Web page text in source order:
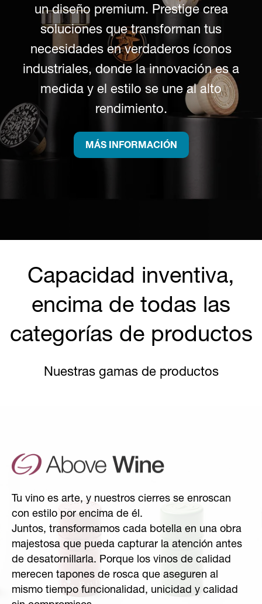
un diseño premium. Prestige crea
soluciones que transforman tus
necesidades en verdaderos íconos
industriales, donde la innovación es a
medida y el estilo se une al alto
rendimiento.
MÁS INFORMACIÓN
Capacidad inventiva,
encima de todas las
categorías de productos
Nuestras gamas de productos
Tu vino es arte, y nuestros cierres se enroscan
con estilo por encima de él.
Juntos, transformamos cada botella en una obra
majestosa que pueda capturar la atención antes
de desatornillarla. Porque los vinos de calidad
merecen tapones de rosca que aseguren al
mismo tiempo funcionalidad, unicidad y calidad